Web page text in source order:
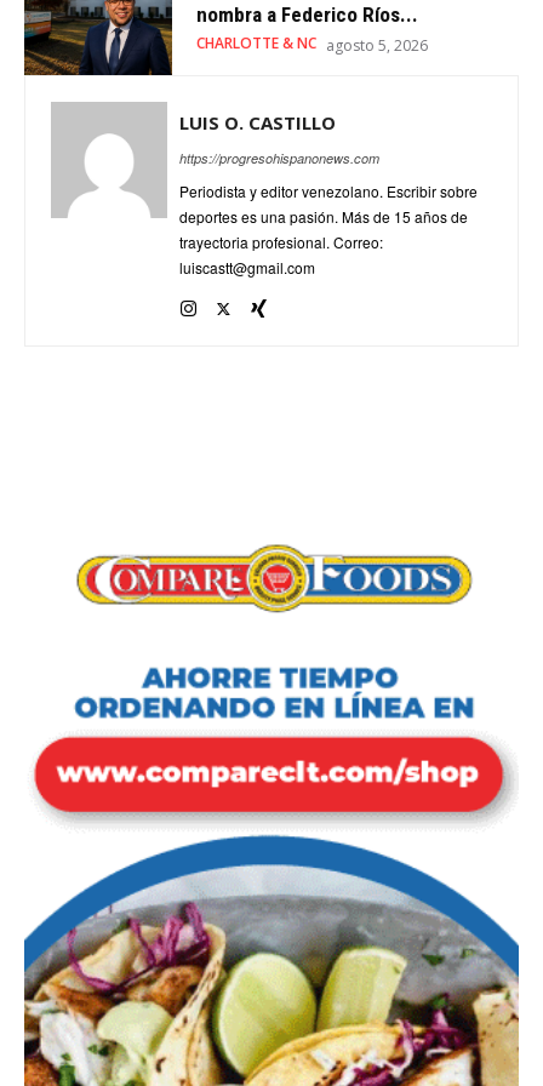
nombra a Federico Ríos...
CHARLOTTE & NC agosto 5, 2026
LUIS O. CASTILLO
https://progresohispanonews.com
Periodista y editor venezolano. Escribir sobre
deportes es una pasión. Más de 15 años de
trayectoria profesional. Correo:
luiscastt@gmail.com